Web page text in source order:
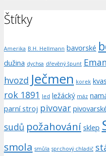
Štítky
Amerika B.H. Hellmann bavorské
dužina dychsa dřevěný špunt
hvozd Ječmen korek
rok 1891 led ležácký máz
parní stroj pivovar
sudů požahování sklep
smola smůla sprchový chladič